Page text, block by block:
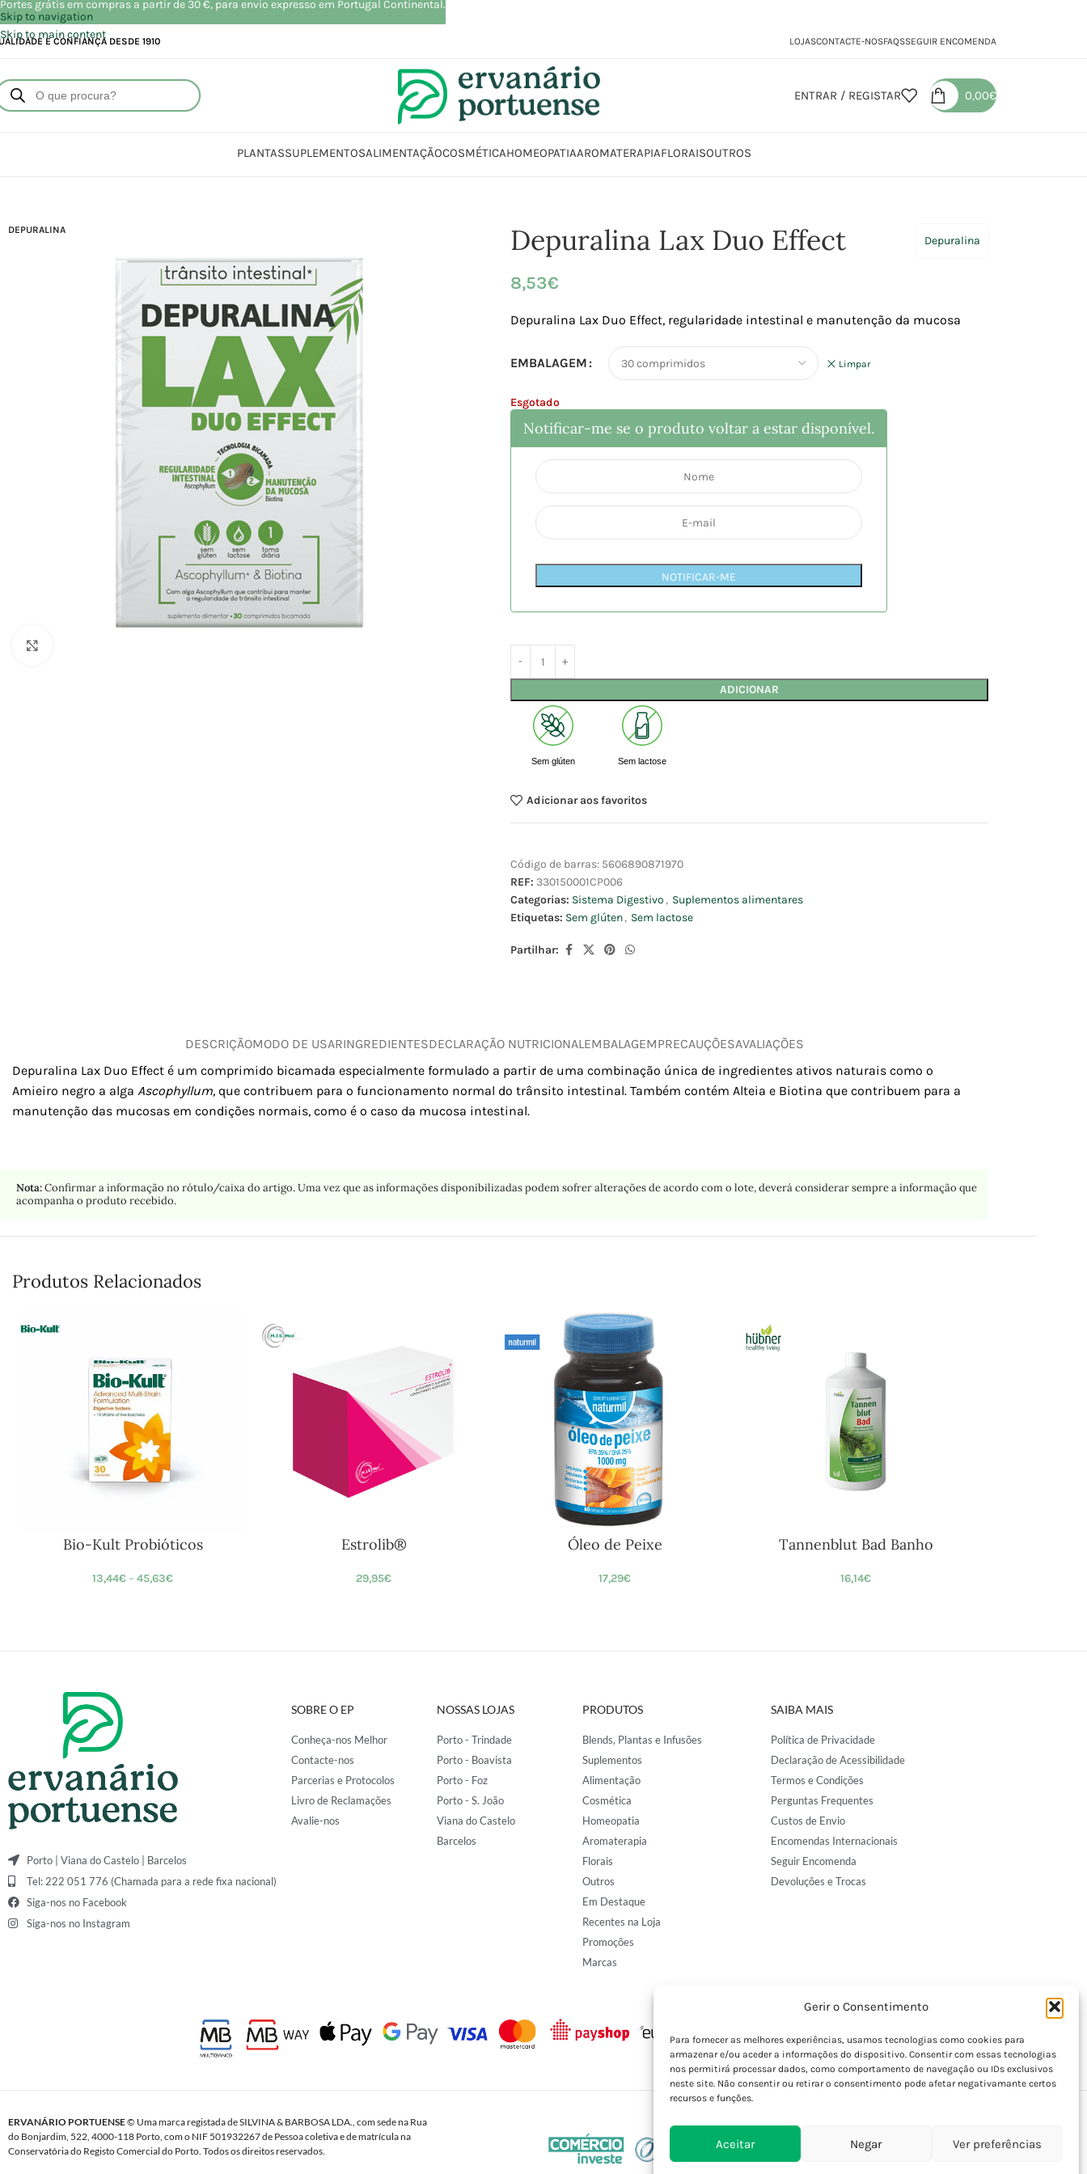
Gerir o Consentimento
Para fornecer as melhores experiências, usamos tecnologias como cookies para
armazenar e/ou aceder a informações do dispositivo. Consentir com essas tecnologias
nos permitirá processar dados, como comportamento de navegação ou IDs exclusivos
neste site. Não consentir ou retirar o consentimento pode afetar negativamante certos
recursos e funções.
Aceitar Negar Ver preferências
Skip to navigation
Skip to main content
E CONFIANÇA DESDE 1910 LOJASCONTACTE-NOSFAQSSEGUIR ENCOMENDA
ENTRAR / REGISTAR 0,00€
PLANTASSUPLEMENTOSALIMENTAÇÃOCOSMÉTICAHOMEOPATIAAROMATERAPIAFLORAISOUTROS
DEPURALINA Depuralina Lax Duo Effect Depuralina
8,53€
Depuralina Lax Duo Effect, regularidade intestinal e manutenção da mucosa
EMBALAGEM Limpar
Esgotado
Notificar-me se o produto voltar a estar disponível.
NOTIFICAR-ME
ADICIONAR
Sem glúten Sem lactose
Adicionar aos favoritos
Código de barras: 5606890871970
REF: 330150001CP006
Categorias: Sistema Digestivo , Suplementos alimentares
Etiquetas: Sem glúten, Sem lactose
Partilhar:
DESCRIÇÃOMODO DE USARINGREDIENTESDECLARAÇÃO NUTRICIONAL EMBALAGEMPRECAUÇÕESAVALIAÇÕES
Depuralina Lax Duo Effect é um comprimido bicamada especialmente formulado a partir de uma combinação única de ingredientes ativos naturais como o
Amieiro negro a alga Ascophyllum, que contribuem para o funcionamento normal do trânsito intestinal. Também contém Alteia e Biotina que contribuem para a
manutenção das mucosas em condições normais, como é o caso da mucosa intestinal.
Nota:Confirmar a informação no rótulo/caixa do artigo. Uma vez que as informações disponibilizadas podem sofrer alterações de acordo com o lote, deverá considerar sempre a informação que
acompanha o produto recebido.
Produtos Relacionados
Bio-Kult Probióticos
13,44€ – 45,63€
Estrolib®
29,95€
Óleo de Peixe
17,29€
Tannenblut Bad Banho
16,14€
Porto | Viana do Castelo | Barcelos
Tel: 222 051 776 (Chamada para a rede fixa nacional)
Siga-nos no Facebook
Siga-nos no Instagram
SOBRE O EP
Conheça-nos Melhor
Contacte-nos
Parcerias e Protocolos
Livro de Reclamações
Avalie-nos
NOSSAS LOJAS
Porto - Trindade
Porto - Boavista
Porto - Foz
Porto - S. João
Viana do Castelo
Barcelos
PRODUTOS
Blends, Plantas e Infusões
Suplementos
Alimentação
Cosmética
Homeopatia
Aromaterapia
Florais
Outros
Em Destaque
Recentes na Loja
Promoções
Marcas
SAIBA MAIS
Política de Privacidade
Declaração de Acessibilidade
Termos e Condições
Perguntas Frequentes
Custos de Envio
Encomendas Internacionais
Seguir Encomenda
Devoluções e Trocas
ERVANÁRIO PORTUENSE© Uma marca registada de SILVINA & BARBOSA LDA., com sede na Rua
do Bonjardim, 522, 4000-118 Porto, com o NIF 501932267 de Pessoa coletiva e de matrícula na
Conservatória do Registo Comercial do Porto. Todos os direitos reservados.
Portes grátis em compras a partir de 30 €, para envio expresso em Portugal Continental.